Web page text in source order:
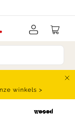
een
winkels >